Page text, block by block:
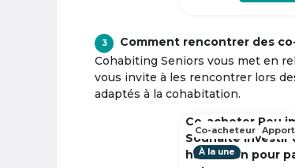
3
Comment rencontrer des
Cohabiting Seniors vous met en
vous invite à les rencontrer lors
adaptés à la cohabitation.
Co-acheter Peu
Souhaite investir
habitation pour
À la une
Co-acheteur